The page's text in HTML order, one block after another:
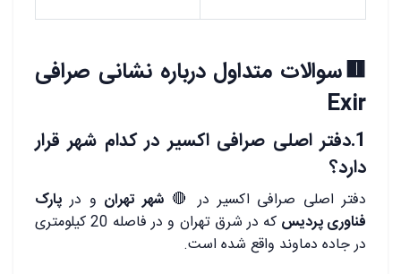
🟥سوالات متداول درباره نشانی صرافی
Exir
1.دفتر اصلی صرافی اکسیر در کدام شهر قرار
دارد؟
دفتر اصلی صرافی اکسیر در 🔴 شهر تهران و در پارک
فناوری پردیس
که در شرق تهران و در فاصله 20 کیلومتری
در جاده دماوند واقع شده است.